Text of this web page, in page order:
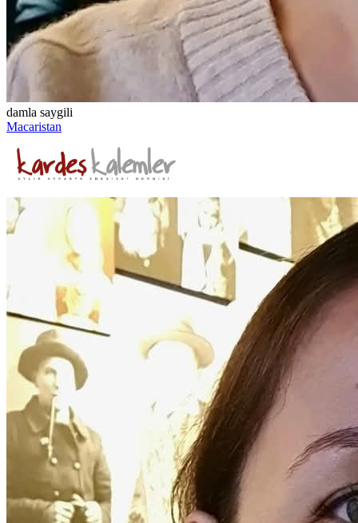
damla saygili
Macaristan